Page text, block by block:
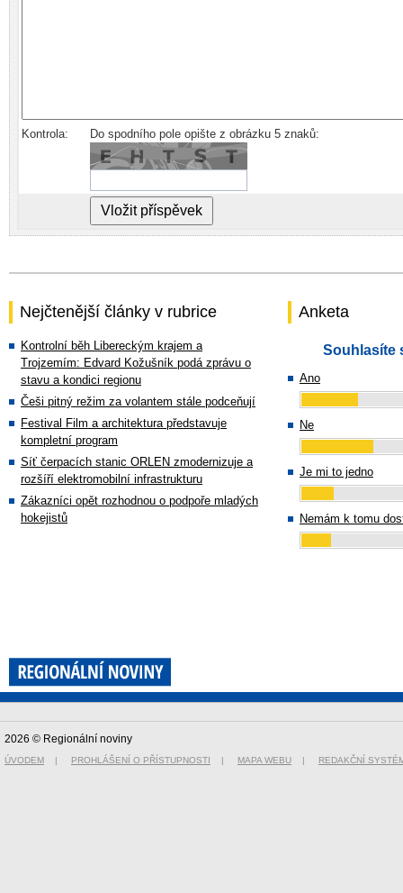
Kontrola: Do spodního pole opište z obrázku 5 znaků:
Nejčtenější články v rubrice
Kontrolní běh Libereckým krajem a
Trojzemím: Edvard Kožušník podá zprávu o
stavu a kondici regionu
Češi pitný režim za volantem stále podceňují
Festival Film a architektura představuje
kompletní program
Síť čerpacích stanic ORLEN zmodernizuje a
rozšíří elektromobilní infrastrukturu
Zákazníci opět rozhodnou o podpoře mladých
hokejistů
Anketa
Souhlasíte
Ano
Ne
Je mi to jedno
Nemám k tomu
2026 © Regionální noviny
ÚVODEM | PROHLÁŠENÍ O PŘÍSTUPNOSTI | MAPA WEBU | REDAKČNÍ